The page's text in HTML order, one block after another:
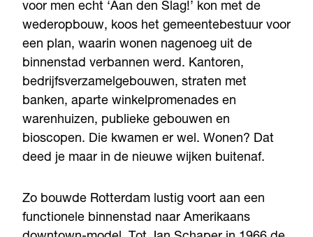
voor men echt ‘Aan den Slag!’ kon met de
wederopbouw, koos het gemeentebestuur voor
een plan, waarin wonen nagenoeg uit de
binnenstad verbannen werd. Kantoren,
bedrijfsverzamelgebouwen, straten met
banken, aparte winkelpromenades en
warenhuizen, publieke gebouwen en
bioscopen. Die kwamen er wel. Wonen? Dat
deed je maar in de nieuwe wijken buitenaf.
Zo bouwde Rotterdam lustig voort aan een
functionele binnenstad naar Amerikaans